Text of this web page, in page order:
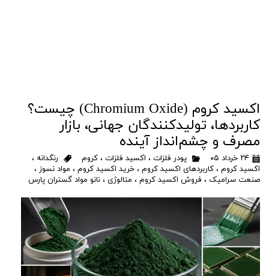
اکسید کروم (Chromium Oxide) چیست؟
کاربردها، تولیدکنندگان جهانی، بازار
مصرف و چشم‌انداز آینده
۲۴ خرداد ۰۵ پودر فلزات ، اکسید فلزات ، کروم رنگدانه ،
اکسید کروم ، کاربردهای اکسید کروم ، خرید اکسید کروم ، مواد نسوز ،
صنعت سرامیک ، فروش اکسید کروم ، متالوژی ، نانو مواد گستران پارس